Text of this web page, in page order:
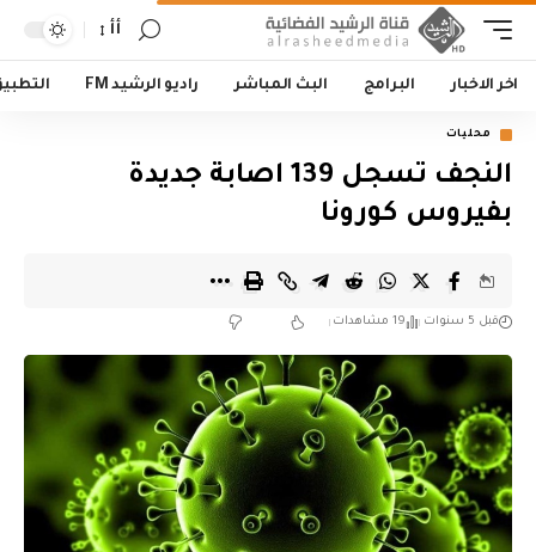
أأ
اخر الاخبار البرامج البث المباشر راديو الرشيد FM
محليات
النجف تسجل 139 اصابة جديدة
بفيروس كورونا
قبل 5 سنوات 19 مشاهدات